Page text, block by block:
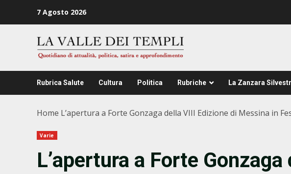
7 Agosto 2026
Rubrica Salute Cultura Politica Rubriche La Zanzara
Home L’apertura a Forte Gonzaga della VIII Edizione di Messina in
Varie
L’apertura a Forte Gonzaga